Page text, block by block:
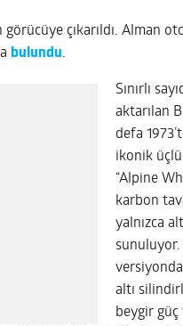
çıkarıldı. Alman
bulundu.
Sınırlı
aktarılan
defa
ikonik
“Alpine
karbon
yalnızca
altı
beygir